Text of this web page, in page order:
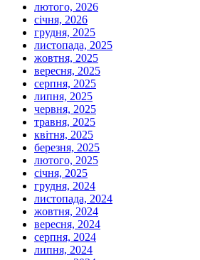
лютого, 2026
січня, 2026
грудня, 2025
листопада, 2025
жовтня, 2025
вересня, 2025
серпня, 2025
липня, 2025
червня, 2025
травня, 2025
квітня, 2025
березня, 2025
лютого, 2025
січня, 2025
грудня, 2024
листопада, 2024
жовтня, 2024
вересня, 2024
серпня, 2024
липня, 2024